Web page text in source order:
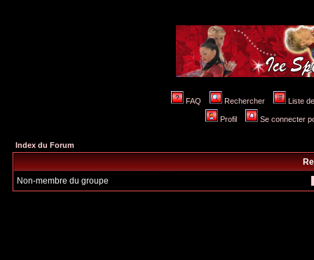
FAQ Rechercher Liste
Profil Se connecter
Index du Forum
Non-membre du groupe